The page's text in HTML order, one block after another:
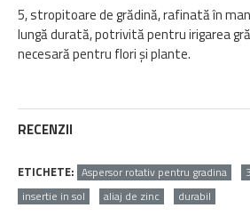
5, stropitoare de grădină, rafinată în
lungă durată, potrivită pentru irigarea
necesară pentru flori și plante.
RECENZII
ETICHETE: Aspersor rotativ pentru gradina
insertie in sol
aliaj de zinc durabil